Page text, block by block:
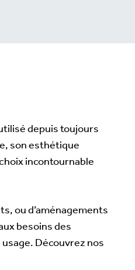
depuis toujours
son esthétique
incontournable
ou d’aménagements
besoins des
Découvrez nos